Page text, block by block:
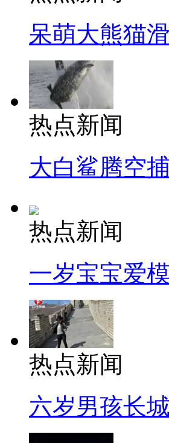
呆萌大熊猫
热点新闻
大白鲨腾空
热点新闻
一岁宝宝爱
热点新闻
六岁男孩长